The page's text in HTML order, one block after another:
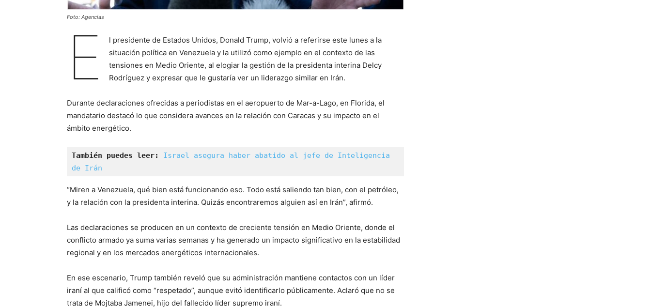
Foto: Agencias
E
l presidente de Estados Unidos, Donald Trump, volvió a referirse este lunes a la
situación política en Venezuela y la utilizó como ejemplo en el contexto de las
tensiones en Medio Oriente, al elogiar la gestión de la presidenta interina Delcy
Rodríguez y expresar que le gustaría ver un liderazgo similar en Irán.
Durante declaraciones ofrecidas a periodistas en el aeropuerto de Mar-a-Lago, en Florida, el
mandatario destacó lo que considera avances en la relación con Caracas y su impacto en el
ámbito energético.
También puedes leer:
Israel asegura haber abatido al jefe de Inteligencia
de Irán
“Miren a Venezuela, qué bien está funcionando eso. Todo está saliendo tan bien, con el petróleo,
y la relación con la presidenta interina. Quizás encontraremos alguien así en Irán”, afirmó.
Las declaraciones se producen en un contexto de creciente tensión en Medio Oriente, donde el
conflicto armado ya suma varias semanas y ha generado un impacto significativo en la estabilidad
regional y en los mercados energéticos internacionales.
En ese escenario, Trump también reveló que su administración mantiene contactos con un líder
iraní al que calificó como “respetado”, aunque evitó identificarlo públicamente. Aclaró que no se
trata de Mojtaba Jamenei, hijo del fallecido líder supremo iraní.